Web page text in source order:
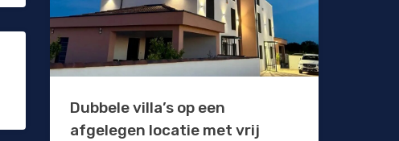
Dubbele villa’s op een
afgelegen locatie met vrij